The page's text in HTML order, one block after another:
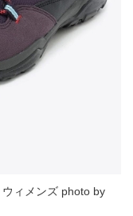
ウィメンズ photo by